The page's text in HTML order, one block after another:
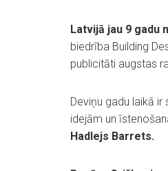
Latvijā jau 9 gadu
biedrība Building
publicitāti augstas
Deviņu gadu laikā
idejām un
Hadlejs Barrets.